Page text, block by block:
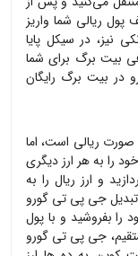
ریالی شما واریز
نیز، در سیکل پایا
بیت برگ برای شما
در بیت برگ رایگان
ریالی است، اما
خود را به هر ارز دیگری
و ارز ریال را به
جی پی تی گورو
را بفروشید و با پول
جی پی تی گورو